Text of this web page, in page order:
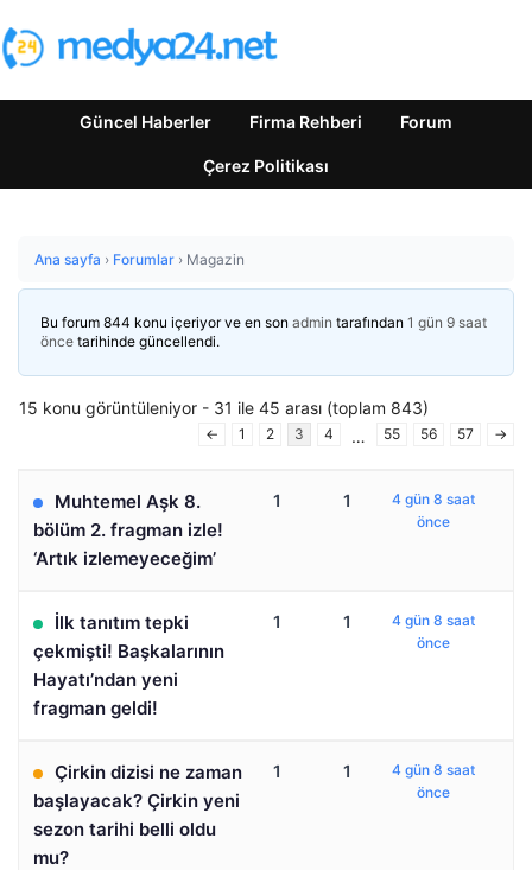
Güncel Haberler Firma Rehberi Forum
Çerez Politikası
Ana sayfa › Forumlar › Magazin
Bu forum 844 konu içeriyor ve en son admin tarafından 1 gün 9 saat
önce tarihinde güncellendi.
15 konu görüntüleniyor - 31 ile 45 arası (toplam 843)
← 1 2 3 4 … 55 56 57 →
Muhtemel Aşk 8.
bölüm 2. fragman izle!
‘Artık izlemeyeceğim’
1 1
4 gün 8 saat
önce
İlk tanıtım tepki
çekmişti! Başkalarının
Hayatı’ndan yeni
fragman geldi!
1 1
4 gün 8 saat
önce
Çirkin dizisi ne zaman
başlayacak? Çirkin yeni
sezon tarihi belli oldu
mu?
1 1
4 gün 8 saat
önce